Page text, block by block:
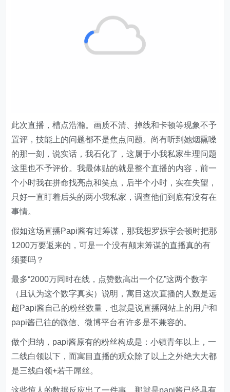
此次直播，槽点浩瀚。画质不清、掉线和卡顿等现象不予
置评，技能上的问题都不是焦点问题。尚有听到她烟熏嗓
的那一刻，说实话，我石化了，这属于小我私家生理问题
这里也不予评价。我最体贴的就是整个直播的内容，前一
个小时我在拼命找亮点和笑点，后半个小时，实在失望，
只好一直盯着后头的两小我私家，调查他们到底有没有在
事情。
假如这场直播Papi酱有过筹谋，那我想罗振宇会顿时把那
1200万要返来的，可是一个没有颠末筹谋的直播真的有
须要吗？
最多“2000万同时在线，点赞数高出一个亿”这两个数字
（且认为这个数字真实）说明，寓目这次直播的人数是远
超Papi酱自己的粉丝数量，也就是说直播网站上的用户和
papi酱已往的微信、微博平台有许多是不兼容的。
做个归纳，papi酱原有的粉丝构成是：小镇青年以上，一
二线白领以下，而寓目直播的观众除了以上之外绝大大都
是三线白领+若干屌丝。
这些惊人的数据反应出了一件事，那就是papi酱已经具有